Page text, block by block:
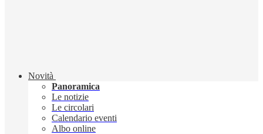
Novità
Panoramica
Le notizie
Le circolari
Calendario eventi
Albo online